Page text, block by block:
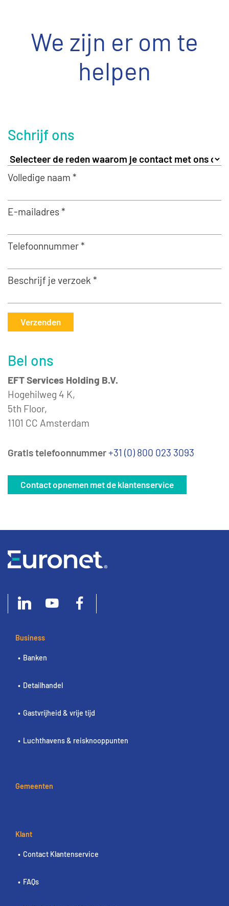
We zijn er om te
helpen
Schrijf ons
Volledige naam *
E-mailadres *
Telefoonnummer *
Beschrijf je verzoek *
Verzenden
Bel ons
EFT Services Holding B.V.
Hogehilweg 4 K,
5th Floor,
1101 CC Amsterdam
Gratis telefoonnummer+31 (0) 800 023 3093
Contact opnemen met de klantenservice
Business
Banken
Detailhandel
Gastvrijheid & vrije tijd
Luchthavens & reisknooppunten
Gemeenten
Klant
Contact Klantenservice
FAQs